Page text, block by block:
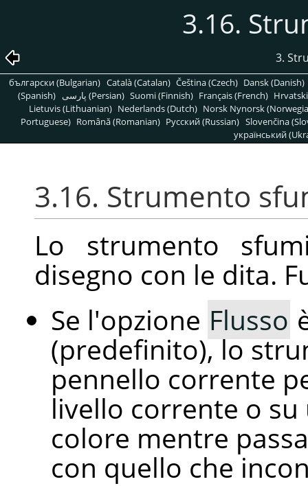
3.16.
3.
български (Bulgarian) Català (Catalan) Čeština (Czech) Dansk (Danish)
(Spanish)
پارسی (Persian) Suomi (Finnish) Français (French)
Lietuvis (Lithuanian) Nederlands (Dutch) Norsk Nynorsk
Portuguese) Română (Romanian) Pусский (Russian) Slovenčina
український
3.16. Strumento
Lo strumento
disegno con le dita.
Se l'opzione Flusso
(predefinito), lo
pennello corrente
livello corrente o su
colore mentre
con quello che